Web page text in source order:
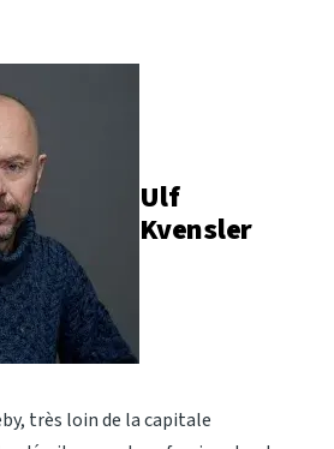
Ulf
Kvensler
très loin de la capitale